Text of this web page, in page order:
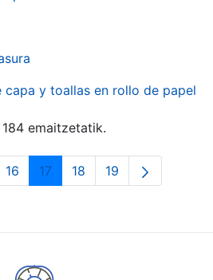
capa y toallas en rollo de papel
emaitzetatik.
Pages Use TAB to
Orrialdea
16 Orrialdea
17 Orrialdea
18 Orrialdea
19